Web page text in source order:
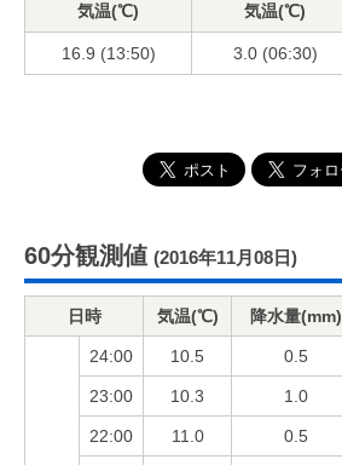
気温(℃)
気温(℃)
16.9 (13:50) 3.0 (06:30)
60分観測値 (2016年11月08日)
日時 気温(℃) 降水量(mm)
24:00 10.5 0.5
23:00 10.3 1.0
22:00 11.0 0.5